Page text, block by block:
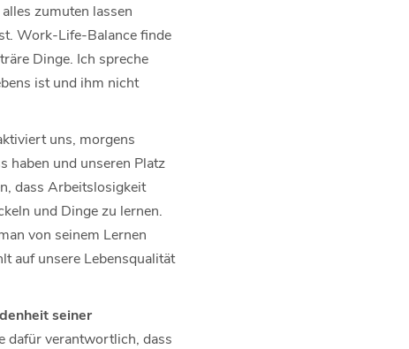
zumuten lassen
Work-Life-Balance finde
Dinge. Ich spreche
ist und ihm nicht
uns, morgens
haben und unseren Platz
dass Arbeitslosigkeit
und Dinge zu lernen.
von seinem Lernen
auf unsere Lebensqualität
seiner
dafür verantwortlich, dass